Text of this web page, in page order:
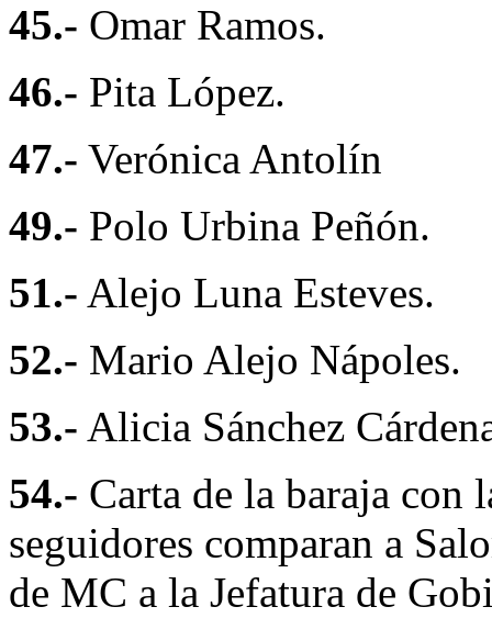
45.- Omar Ramos.
46.- Pita López.
47.- Verónica Antolín
49.- Polo Urbina Peñón.
51.- Alejo Luna Esteves.
52.- Mario Alejo Nápoles.
53.- Alicia Sánchez
54.- Carta de la baraja con
seguidores comparan a
de MC a la Jefatura de